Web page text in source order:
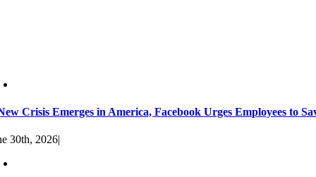
Crisis Emerges in America, Facebook Urges Employees to
30th, 2026|